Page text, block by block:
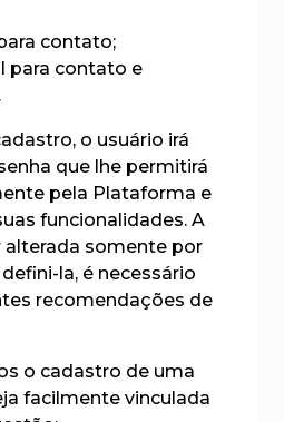
contato;
para contato e
o usuário irá
que lhe permitirá
pela Plataforma e
funcionalidades. A
alterada somente por
la, é necessário
recomendações de
o cadastro de uma
facilmente vinculada